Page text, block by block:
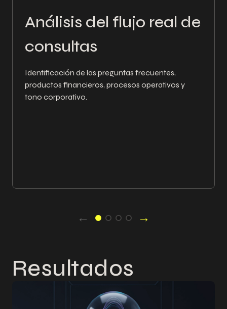
Análisis del flujo real de
consultas
Identificación de las preguntas frecuentes,
productos financieros, procesos operativos y
tono corporativo.
← →
Resultados